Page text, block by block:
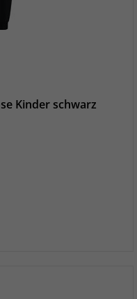
Kinder schwarz